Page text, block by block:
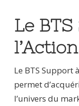
Le
Le BTS Support
permet
l’univers du